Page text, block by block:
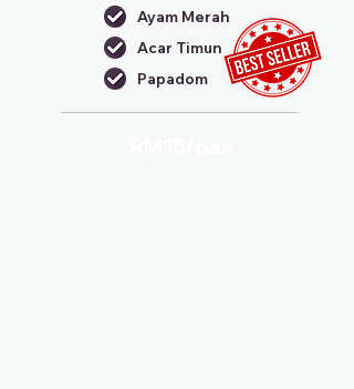
Ayam Merah
Acar Timun
Papadom